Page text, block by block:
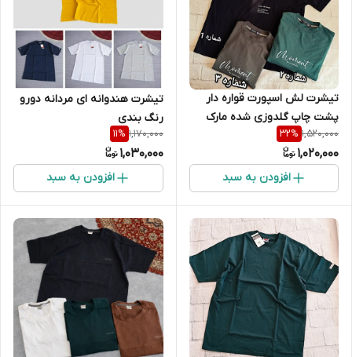
تیشرت لش اسپورت قواره دار
پشت چاپ گلدوزی شده مارک
SKY MAN
1,520,000
32%
1,020,000
افزودن به سبد
تیشرت هندوانه ای مردانه دورو
رنگ بندی
1,170,000
11%
1,030,000
افزودن به سبد